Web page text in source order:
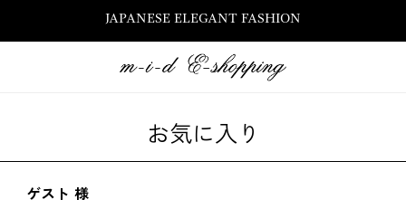
JAPANESE ELEGANT FASHION
お気に入り
ゲスト 様